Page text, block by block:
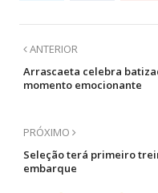
ANTERIOR
Arrascaeta celebra
momento emocionante
PRÓXIMO
Seleção terá primeiro
embarque